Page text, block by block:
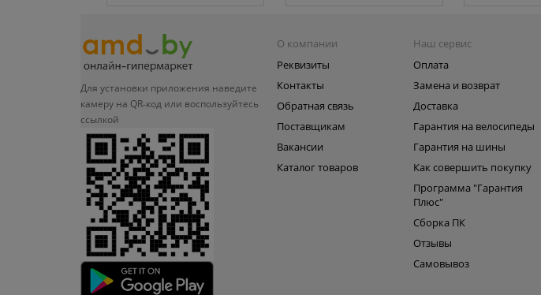
Для установки приложения наведите
камеру на QR‑код или воспользуйтесь
ссылкой
О компании
Реквизиты
Контакты
Обратная связь
Поставщикам
Вакансии
Каталог товаров
Наш сервис
Оплата
Замена и возврат
Доставка
Гарантия на велосипеды
Гарантия на шины
Как совершить покупку
Программа "Гарантия
Плюс"
Сборка ПК
Отзывы
Самовывоз